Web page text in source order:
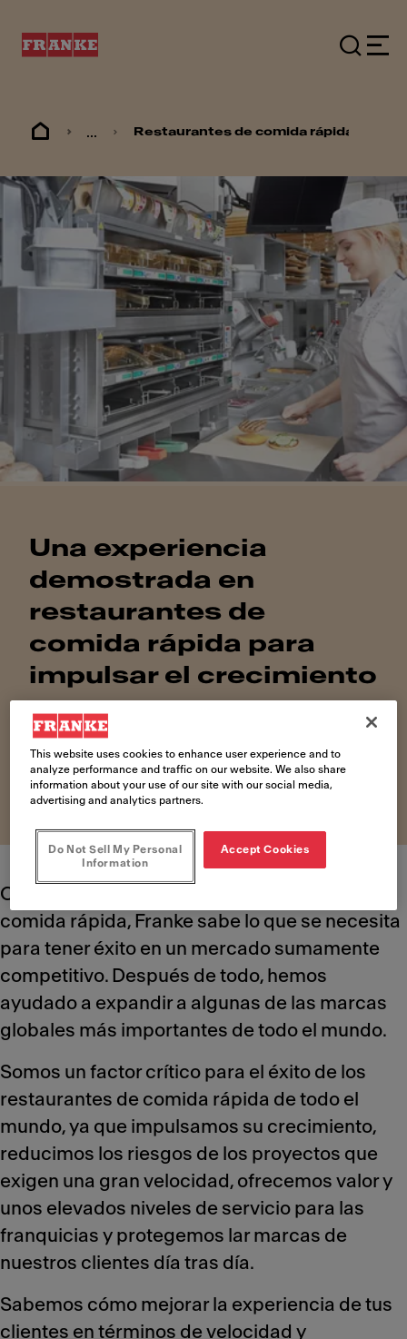
... Restaurantes de comida rápida
Una experiencia
demostrada en
restaurantes de
comida rápida para
impulsar el crecimiento
Ayudamos a las cadenas de restaurantes de
comida rápida a gestionar los costes y los riesgos
derivados de la creación y el suministro de todas
sus redes
Con más de cincuenta años en el sector de la
comida rápida, Franke sabe lo que se necesita
para tener éxito en un mercado sumamente
competitivo. Después de todo, hemos
ayudado a expandir a algunas de las marcas
globales más importantes de todo el mundo.
Somos un factor crítico para el éxito de los
restaurantes de comida rápida de todo el
mundo, ya que impulsamos su crecimiento,
reducimos los riesgos de los proyectos que
exigen una gran velocidad, ofrecemos valor y
unos elevados niveles de servicio para las
franquicias y protegemos lar marcas de
nuestros clientes día tras día.
Sabemos cómo mejorar la experiencia de tus
clientes en términos de velocidad y
This website uses cookies to enhance user experience and to
analyze performance and traffic on our website. We also share
information about your use of our site with our social media,
advertising and analytics partners.
Do Not Sell My Personal
Information
Accept Cookies